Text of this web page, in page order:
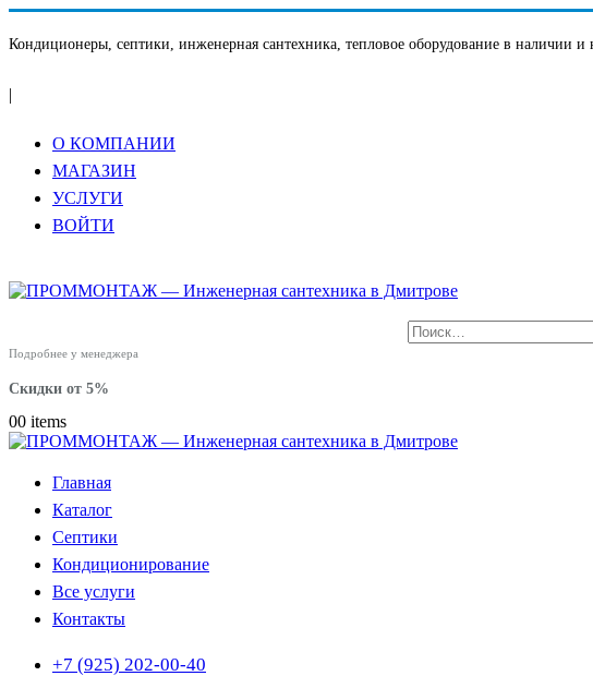
Кондиционеры, септики, инженерная сантехника, тепловое оборудование в наличии и
|
О КОМПАНИИ
МАГАЗИН
УСЛУГИ
ВОЙТИ
Подробнее у менеджера
Скидки от 5%
00 items
Главная
Каталог
Септики
Кондиционирование
Все услуги
Контакты
+7 (925) 202-00-40